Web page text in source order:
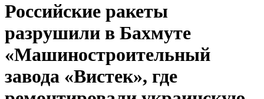
Российские ракеты
разрушили в Бахмуте
«Машиностроительный
завода «Вистек», где